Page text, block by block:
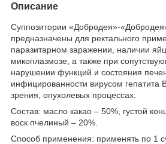
Описание
Суппозитории «Добродея»-
предназначены для ректального
паразитарном заражении, наличии
микоплазмозе, а также при
нарушении функций и состояния
инфицированности вирусом гепатита
зрения, опухолевых процессах.
Состав: масло какао – 50%, густой
воск пчелиный – 20%.
Способ применения: применять по 1